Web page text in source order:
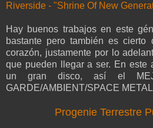
Riverside - "Shrine Of New
Hay buenos trabajos en este
bastante pero también es cierto
corazón, justamente por lo
que pueden llegar a ser. En este
un gran disco, así el
GARDE/AMBIENT/SPACE
Progenie Terrestre